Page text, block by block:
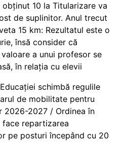
obținut 10 la Titularizare va
de suplinitor. Anul trecut
15 km: Rezultatul este o
însă consider că
a unui profesor se
în relația cu elevii
schimbă regulile
de mobilitate pentru
2026-2027 / Ordinea în
face repartizarea
pe posturi începând cu 20